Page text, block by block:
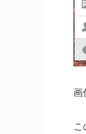
画